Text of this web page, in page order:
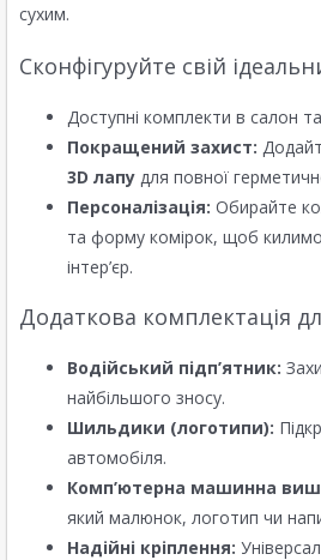
сухим.
Сконфігуруйте свій
Доступні комплекти в салон
Покращений захист:
3D лапу для повної
Персоналізація: Обирайте
та форму комірок, щоб
інтер’єр.
Додаткова комплектація
Водійський підп’ятник:
найбільшого зносу.
Шильдики (логотипи):
автомобіля.
Комп’ютерна машинна
який малюнок, логотип чи
Надійні кріплення: